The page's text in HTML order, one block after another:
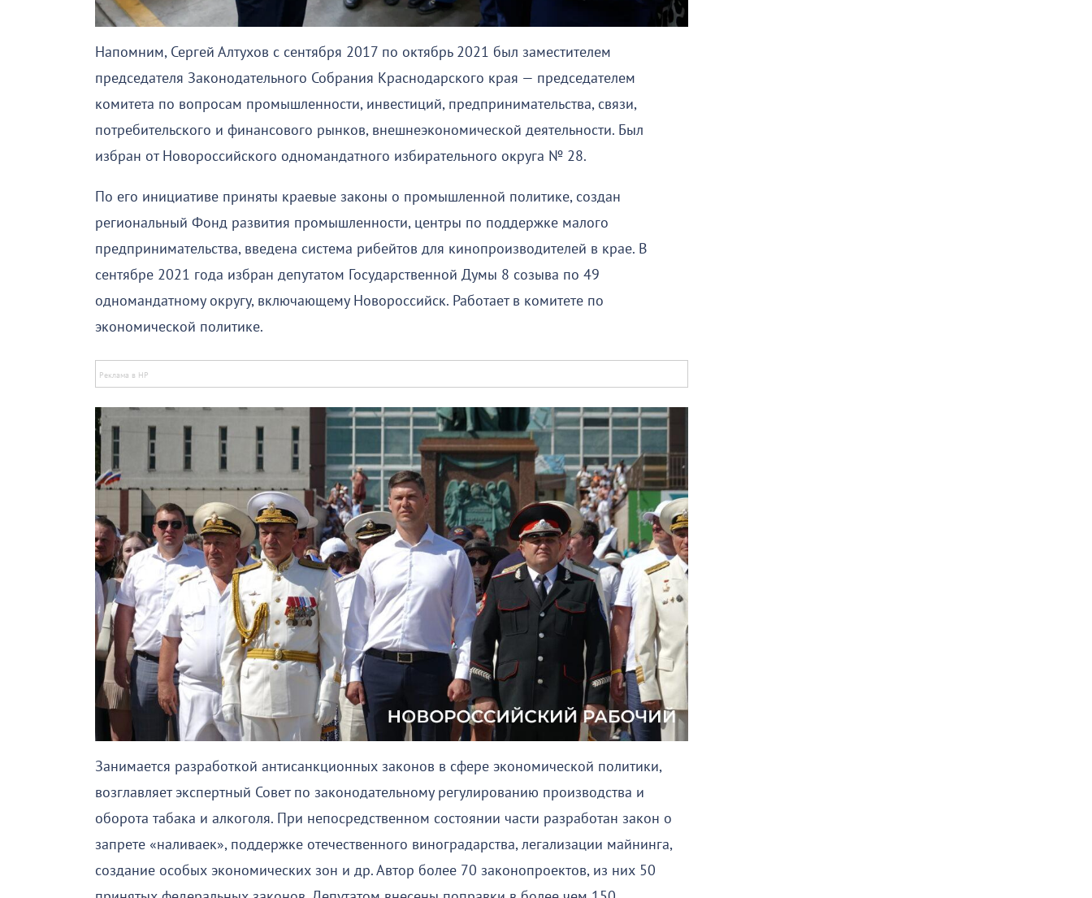
Напомним, Сергей Алтухов с сентября 2017 по октябрь 2021 был заместителем
председателя Законодательного Собрания Краснодарского края — председателем
комитета по вопросам промышленности, инвестиций, предпринимательства, связи,
потребительского и финансового рынков, внешнеэкономической деятельности. Был
избран от Новороссийского одномандатного избирательного округа № 28.
По его инициативе приняты краевые законы о промышленной политике, создан
региональный Фонд развития промышленности, центры по поддержке малого
предпринимательства, введена система рибейтов для кинопроизводителей в крае. В
сентябре 2021 года избран депутатом Государственной Думы 8 созыва по 49
одномандатному округу, включающему Новороссийск. Работает в комитете по
экономической политике.
Занимается разработкой антисанкционных законов в сфере экономической политики,
возглавляет экспертный Совет по законодательному регулированию производства и
оборота табака и алкоголя. При непосредственном состоянии части разработан закон о
запрете «наливаек», поддержке отечественного виноградарства, легализации майнинга,
создание особых экономических зон и др. Автор более 70 законопроектов, из них 50